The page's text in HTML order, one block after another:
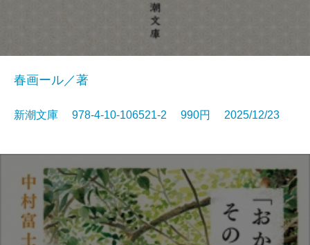
春画ール／著
新潮文庫 978-4-10-106521-2 990円 2025/12/23